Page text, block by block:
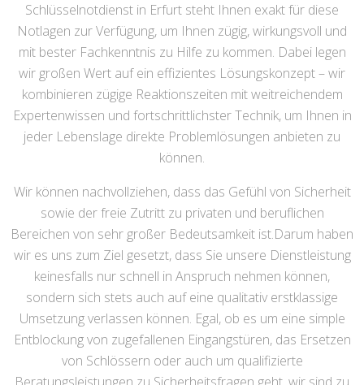
Schlüsselnotdienst in Erfurt steht Ihnen exakt für diese
Notlagen zur Verfügung, um Ihnen zügig, wirkungsvoll und
mit bester Fachkenntnis zu Hilfe zu kommen. Dabei legen
wir großen Wert auf ein effizientes Lösungskonzept – wir
kombinieren zügige Reaktionszeiten mit weitreichendem
Expertenwissen und fortschrittlichster Technik, um Ihnen in
jeder Lebenslage direkte Problemlösungen anbieten zu
können.
Wir können nachvollziehen, dass das Gefühl von Sicherheit
sowie der freie Zutritt zu privaten und beruflichen
Bereichen von sehr großer Bedeutsamkeit ist.Darum haben
wir es uns zum Ziel gesetzt, dass Sie unsere Dienstleistung
keinesfalls nur schnell in Anspruch nehmen können,
sondern sich stets auch auf eine qualitativ erstklassige
Umsetzung verlassen können. Egal, ob es um eine simple
Entblockung von zugefallenen Eingangstüren, das Ersetzen
von Schlössern oder auch um qualifizierte